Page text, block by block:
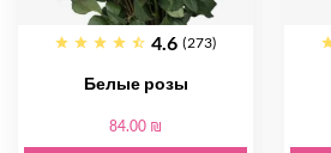
4.6 (273)
Белые розы
84.00 ₪